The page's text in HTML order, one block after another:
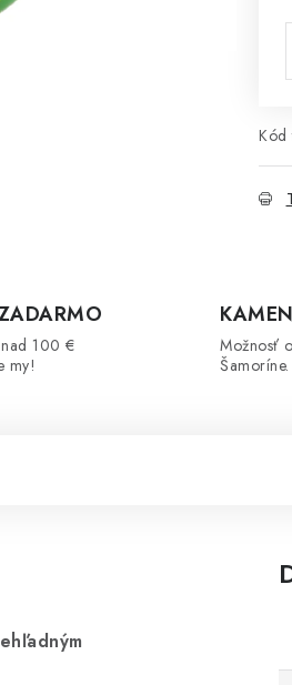
Kód
100 €
my!
Možnosť
Šamoríne.